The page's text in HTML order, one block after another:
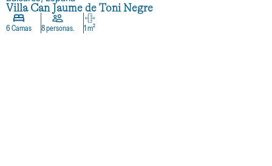
Villa Can Jaume de Toni Negre
6 Camas 8 personas. 1 m²